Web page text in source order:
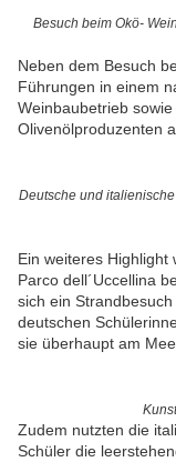
Besuch beim Okö-
Neben dem Besuch
Führungen in einem
Weinbaubetrieb
Olivenölproduzenten
Deutsche und
Ein weiteres
Parco dell´Uccellina
sich ein
deutschen
sie überhaupt am
Zudem nutzten die
Schüler die